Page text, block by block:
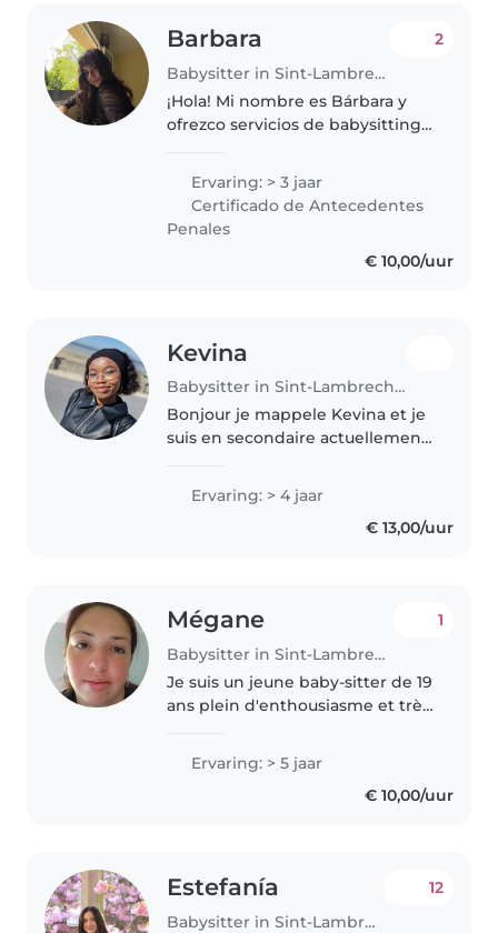
Barbara
Babysitter in Sint-Lambrechts-Woluwe
2
¡Hola! Mi nombre es Bárbara y
ofrezco servicios de babysitting
Tengo experiencia cuidando
bebés, niños pequeños, niños
mayores y adolescentes...
Ervaring: > 3 jaar
Certificado de Antecedentes
Penales
€ 10,00/uur
Kevina
Babysitter in Sint-Lambrechts-Woluwe
Bonjour je mappele Kevina et je
suis en secondaire actuellement.
.jaime lire et dessiner et si les
parents sont d'accord j'aimerais
Ervaring: > 4 jaar
€ 13,00/uur
Mégane
Babysitter in Sint-Lambrechts-Woluwe
1
Je suis un jeune baby-sitter de 19
ans plein d'enthousiasme et très
d'expérience avec les enfants de
tous âges, de bébé à adolescent.
Ervaring: > 5 jaar
€ 10,00/uur
Estefanía
Babysitter in Sint-Lambrechts-Woluwe
12